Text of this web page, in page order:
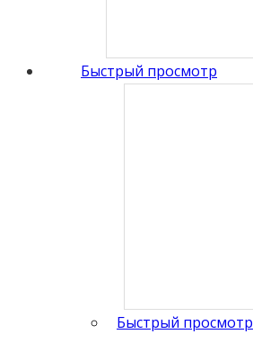
Быстрый просмотр
Быстрый просмотр